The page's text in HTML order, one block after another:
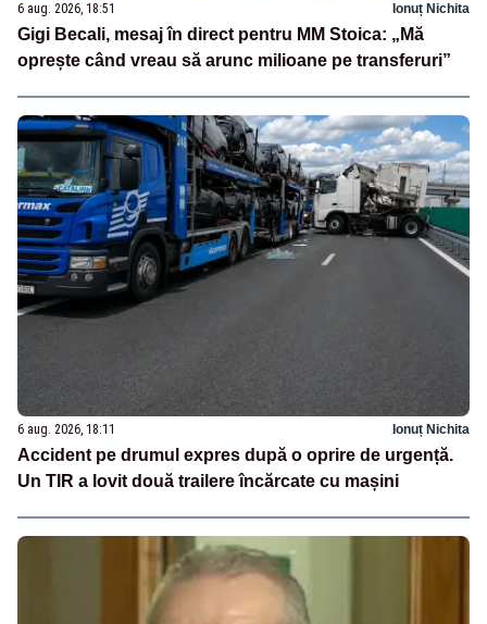
6 aug. 2026, 18:51 Ionuț Nichita
Gigi Becali, mesaj în direct pentru MM Stoica: „Mă
oprește când vreau să arunc milioane pe transferuri”
6 aug. 2026, 18:11 Ionuț Nichita
Accident pe drumul expres după o oprire de urgență.
Un TIR a lovit două trailere încărcate cu mașini